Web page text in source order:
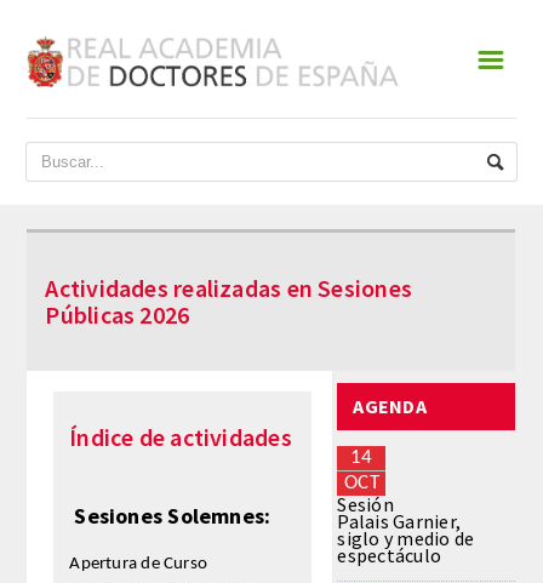
ACADEMIA
DATOS HISTÓRICOS
HISTORIA
☰
Actividades realizadas en Sesiones
Públicas 2026
Índice de actividades
Sesiones Solemnes:
Apertura de Curso
AGENDA
14
OCT
Sesión
Palais Garnier,
siglo y medio de
espectáculo